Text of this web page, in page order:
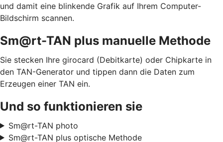
und damit eine blinkende Grafik auf Ihrem Computer-
Bildschirm scannen.
Sm@rt-TAN plus manuelle Methode
Sie stecken Ihre girocard (Debitkarte) oder Chipkarte in
den TAN-Generator und tippen dann die Daten zum
Erzeugen einer TAN ein.
Und so funktionieren sie
Sm@rt-TAN photo
Sm@rt-TAN plus optische Methode